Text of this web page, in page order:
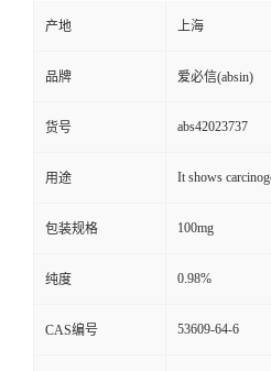
产地 上海
品牌 爱必信(absin)
货号 abs42023737
用途 It shows
包装规格 100mg
纯度 0.98%
CAS编号 53609-64-6